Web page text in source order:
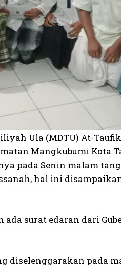
Ula (MDTU) At-
Mangkubumi Kota
pada Senin malam
hal ini disampaikan
surat edaran dari
diselenggarakan pada